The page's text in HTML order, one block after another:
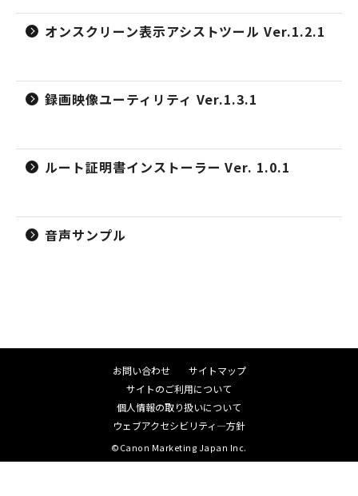
オンスクリーン表示アシストツール Ver.1.2.1
録画映像ユーティリティ Ver.1.3.1
ルート証明書インストーラー Ver. 1.0.1
音声サンプル
お問い合わせ
サイトマップ
サイトのご利用について
個人情報の取り扱いについて
ウェブアクセシビリティ―方針
©Canon Marketing Japan Inc.